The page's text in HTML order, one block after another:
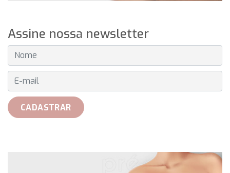
Assine nossa newsletter
E-MAIL
CADASTRAR